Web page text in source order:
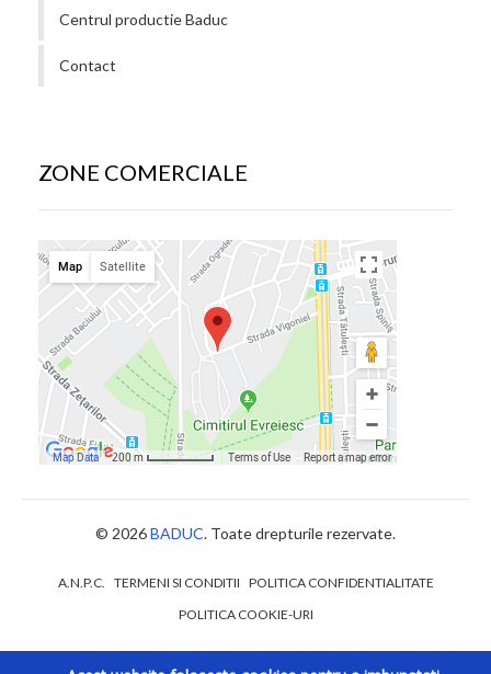
Centrul productie Baduc
Contact
ZONE COMERCIALE
© 2026BADUC. Toate drepturile rezervate.
A.N.P.C. TERMENI SI CONDITII POLITICA CONFIDENTIALITATE
POLITICA COOKIE-URI